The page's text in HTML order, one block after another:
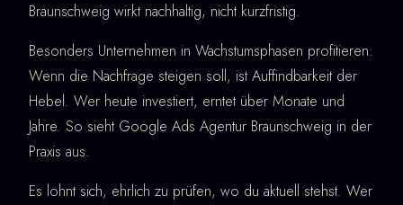
Braunschweig wirkt nachhaltig, nicht kurzfristig.
Besonders Unternehmen in Wachstumsphasen profitieren:
Wenn die Nachfrage steigen soll, ist Auffindbarkeit der
Hebel. Wer heute investiert, erntet über Monate und
Jahre. So sieht Google Ads Agentur Braunschweig in der
Praxis aus.
Es lohnt sich, ehrlich zu prüfen, wo du aktuell stehst. Wer